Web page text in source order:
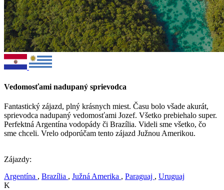
Vedomosťami nadupaný sprievodca
Fantastický zájazd, plný krásnych miest. Času bolo všade akurát,
sprievodca nadupaný vedomosťami Jozef. Všetko prebiehalo super.
Perfektná Argentína vodopády či Brazília. Videli sme všetko, čo
sme chceli. Vrelo odporúčam tento zájazd Južnou Amerikou.
Zájazdy:
Argentína , Brazília , Južná Amerika , Paraguaj , Uruguaj
K